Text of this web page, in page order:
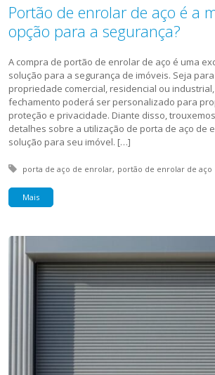
Portão de enrolar de aço é a
opção para a segurança?
A compra de portão de enrolar de aço é uma
solução para a segurança de imóveis. Seja
propriedade comercial, residencial ou
fechamento poderá ser personalizado para
proteção e privacidade. Diante disso,
detalhes sobre a utilização de porta de aço de
solução para seu imóvel. […]
Tagged with:
porta de aço de enrolar portão de enrolar de aço
Mais